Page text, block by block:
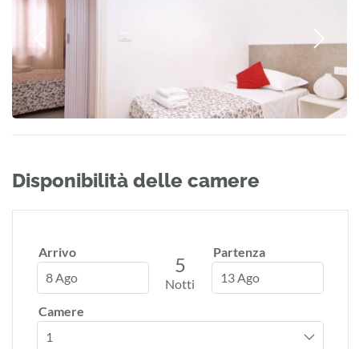
Disponibilità delle camere
Arrivo
8 Ago
5
Notti
Partenza
13 Ago
Camere